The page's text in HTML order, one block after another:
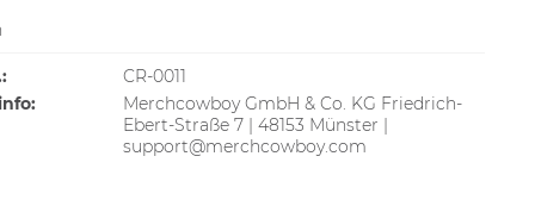
CR-0011
Merchcowboy GmbH & Co. KG Friedrich-
Ebert-Straße 7 | 48153 Münster |
support@merchcowboy.com